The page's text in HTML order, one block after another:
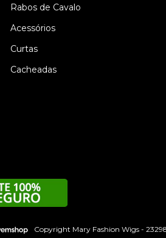
Rabos de Cavalo
Acessórios
Curtas
Cacheadas
Copyright Mary Fashion Wigs -